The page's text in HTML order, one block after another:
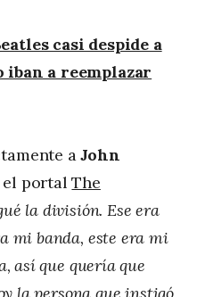
casi despide a
a reemplazar
aJohn
el portalThe
la división. Ese era
mi banda, este era mi
así que quería que